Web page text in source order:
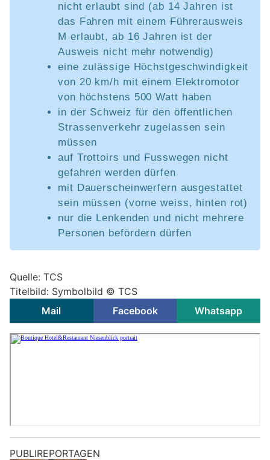
nicht erlaubt sind (ab 14 Jahren ist
das Fahren mit einem Führerausweis
M erlaubt, ab 16 Jahren ist der
Ausweis nicht mehr notwendig)
eine zulässige Höchstgeschwindigkeit
von 20 km/h mit einem Elektromotor
von höchstens 500 Watt haben
in der Schweiz für den öffentlichen
Strassenverkehr zugelassen sein
müssen
auf Trottoirs und Fusswegen nicht
gefahren werden dürfen
mit Dauerscheinwerfern ausgestattet
sein müssen (vorne weiss, hinten rot)
nur die Lenkenden und nicht mehrere
Personen befördern dürfen
Quelle: TCS
Titelbild: Symbolbild © TCS
Mail
Facebook Whatsapp
PUBLIREPORTAGEN